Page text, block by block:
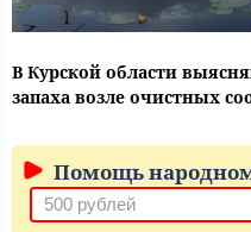
В Курской области
запаха возле очистных
Помощь